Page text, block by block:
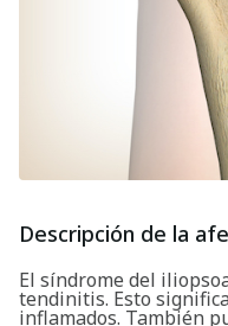
Descripción de la
El síndrome del
tendinitis. Esto
inflamados. También